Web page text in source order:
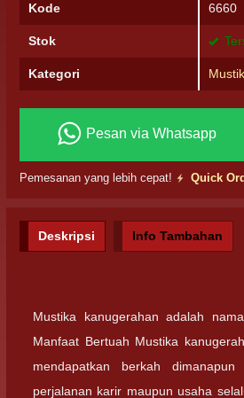
Kode 6660
Stok
Kategori
Pesan via Whatsapp
Pemesanan yang lebih cepat! Quick
Deskripsi Info Tambahan
Mustika kanugerahan adalah
Manfaat Bertuah Mustika
mendapatkan berkah
perjalanan karir maupun usaha